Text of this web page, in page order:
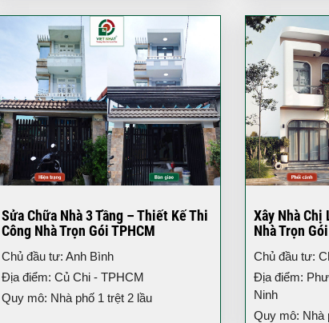
Sửa Chữa Nhà 3 Tầng – Thiết Kế Thi
Công Nhà Trọn Gói TPHCM
Chủ đầu tư: Anh Bình
Địa điểm: Củ Chi - TPHCM
Quy mô: Nhà phố 1 trệt 2 lầu
Xây Nhà Chị
Nhà Trọn
Chủ đầu tư:
Địa điểm:
Ninh
Quy mô: Nhà